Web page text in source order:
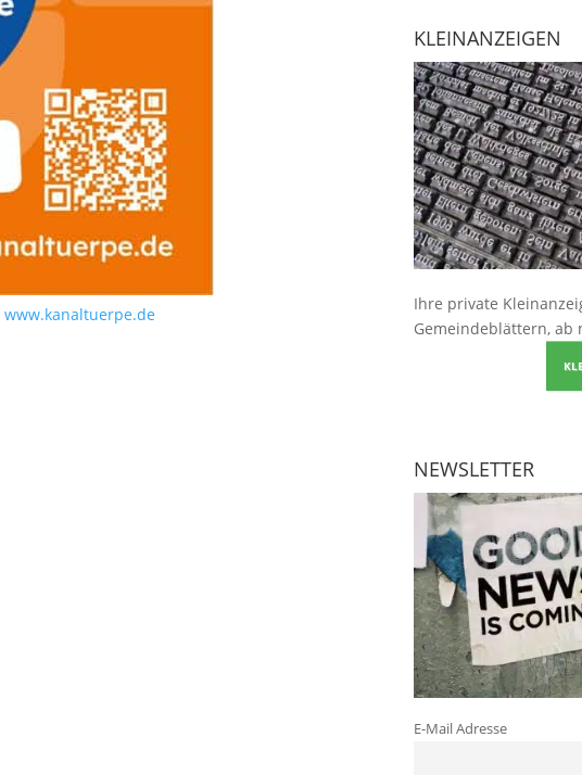
www.kanaltuerpe.de
KLEINANZEIGEN
Ihre private
Gemeindeblättern, ab
NEWSLETTER
E-Mail Adresse